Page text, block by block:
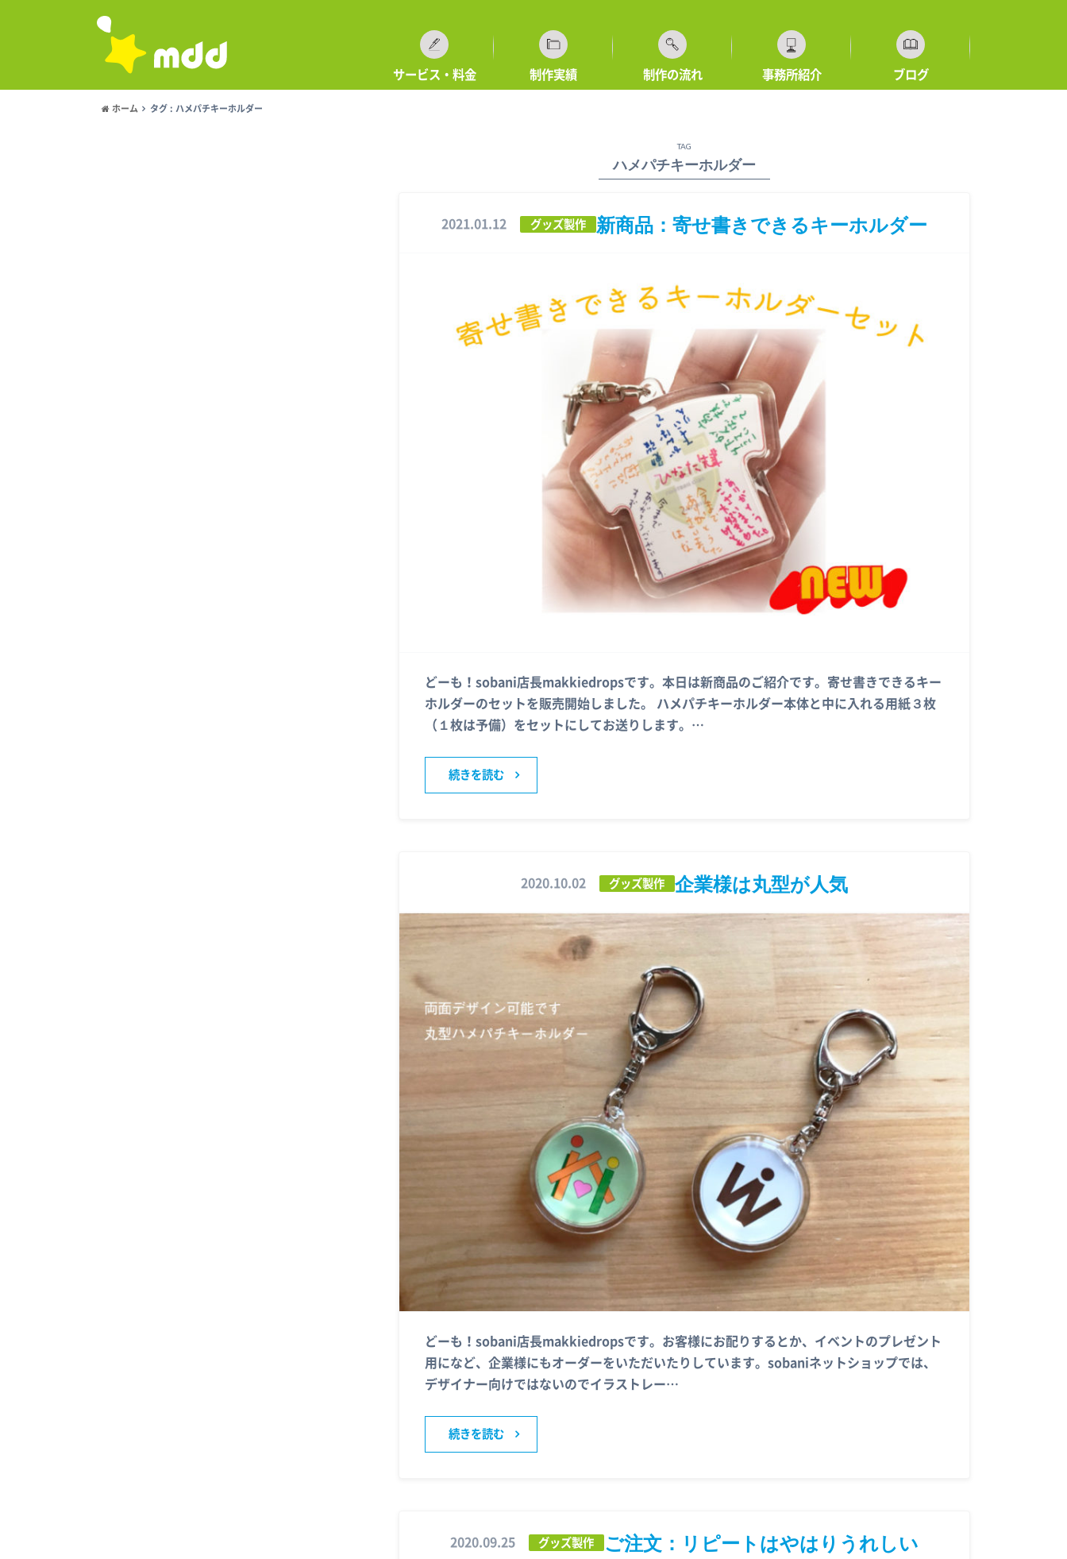
サービス・料金 制作実績 制作の流れ 事務所紹介 ブログ
ホーム タグ : ハメパチキーホルダー
TAG
ハメパチキーホルダー
2021.01.12 グッズ製作 新商品：寄せ書きできるキーホルダー
どーも！sobani店長makkiedropsです。本日は新商品のご紹介です。寄せ書きできるキー
ホルダーのセットを販売開始しました。 ハメパチキーホルダー本体と中に入れる用紙３枚
（１枚は予備）をセットにしてお送りします。…
続きを読む
2020.10.02 グッズ製作 企業様は丸型が人気
どーも！sobani店長makkiedropsです。お客様にお配りするとか、イベントのプレゼント
用になど、企業様にもオーダーをいただいたりしています。sobaniネットショップでは、
デザイナー向けではないのでイラストレー…
続きを読む
2020.09.25 グッズ製作 ご注文：リピートはやはりうれしい